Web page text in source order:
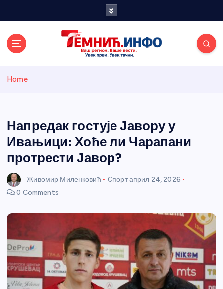
и портал
Home
Напредак гостује Јавору у
Ивањици: Хоће ли Чарапани
протрести Јавор?
Живомир Миленковић Спортаприл 24, 2026
0 Comments